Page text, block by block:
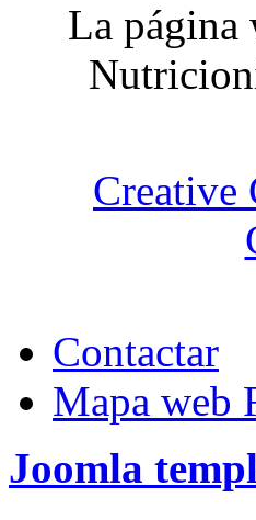
La página
Creative
Contactar
Mapa web
Joomla